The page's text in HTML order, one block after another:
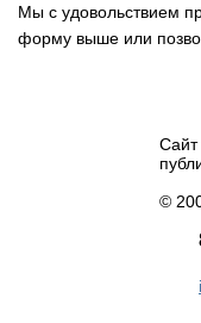
Мы с удовольствием
форму выше или
Сайт
©